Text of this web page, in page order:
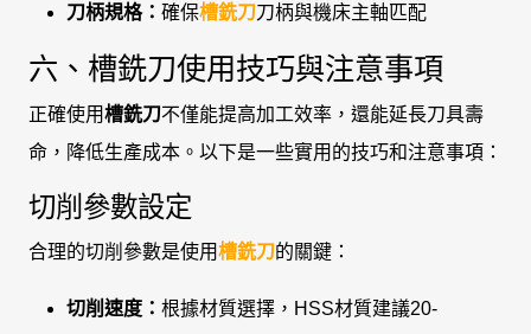
刀柄規格： 確保槽銑刀刀柄與機床主軸匹配
六、槽銑刀使用技巧與注意事項
正確使用槽銑刀不僅能提高加工效率，還能延長刀具壽
命，降低生產成本。以下是一些實用的技巧和注意事項：
切削參數設定
合理的切削參數是使用槽銑刀的關鍵：
切削速度： 根據材質選擇，HSS材質建議20-